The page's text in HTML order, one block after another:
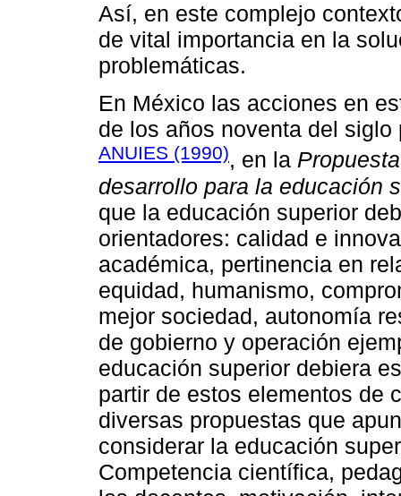
Así, en este complejo
de vital importancia en la
problemáticas.
En México las acciones en
de los años noventa del
ANUIES (1990), en la
desarrollo para la educación
que la educación superior
orientadores: calidad e
académica, pertinencia en
equidad, humanismo,
mejor sociedad, autonomía
de gobierno y operación
educación superior debiera
partir de estos elementos de
diversas propuestas que
considerar la educación
Competencia científica,